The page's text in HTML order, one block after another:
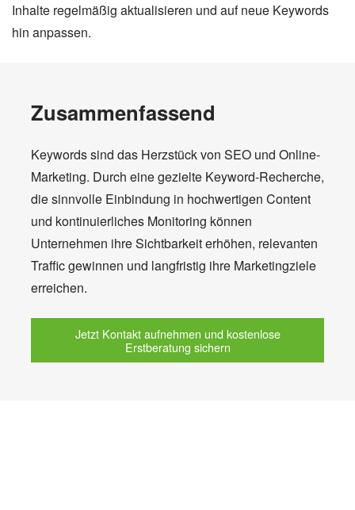
Inhalte regelmäßig aktualisieren und auf neue Keywords
hin anpassen.
Zusammenfassend
Keywords sind das Herzstück von SEO und Online-
Marketing. Durch eine gezielte Keyword-Recherche,
die sinnvolle Einbindung in hochwertigen Content
und kontinuierliches Monitoring können
Unternehmen ihre Sichtbarkeit erhöhen, relevanten
Traffic gewinnen und langfristig ihre Marketingziele
erreichen.
Jetzt Kontakt aufnehmen und kostenlose
Erstberatung sichern